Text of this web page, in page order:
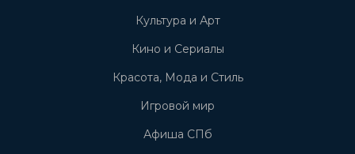
Культура и Арт
Кино и Сериалы
Красота, Мода и Стиль
Игровой мир
Афиша СПб